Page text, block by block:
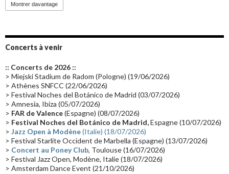
Groupe de Recherche Musicale
Passages radio Vidéo Jarrecast (16) Synthé 80's
Les concerts en Chine(16) Cinéma
Synthé Roland(15) Belgique(15)
(14) Astronomie (14)
Tournée 2025(14) 2024(14) Chine(13)
Montrer davantage
Concerts à venir
:: Concerts de 2026 ::
> Miejski Stadium de Radom (Pologne) (19/06/2026)
> Athènes SNFCC (22/06/2026)
> Festival Noches del Botánico de Madrid (03/07/2026)
> Amnesia, Ibiza (05/07/2026)
> FAR de Valence(Espagne) (08/07/2026)
> Festival Noches del Botánico de Madrid,Espagne (10/07/2026)
> Jazz Open à Modène(Italie) (18/07/2026)
> Festival Starlite Occident de Marbella (Espagne) (13/07/2026)
> Concert au Poney Club, Toulouse (16/07/2026)
> Festival Jazz Open, Modène, Italie (18/07/2026)
> Amsterdam Dance Event (21/10/2026)